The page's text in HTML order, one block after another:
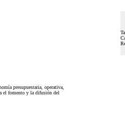
presupuestaria, operativa,
el fomento y la difusión del